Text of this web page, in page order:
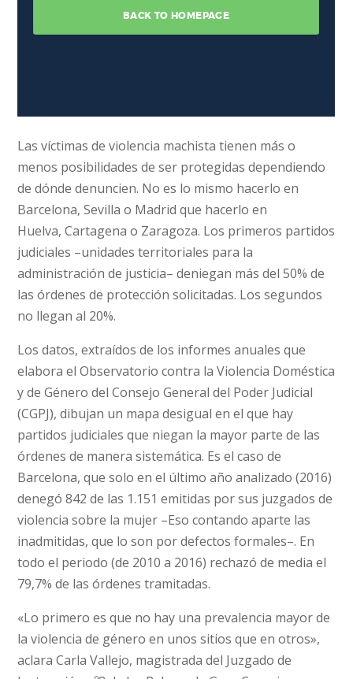
Las víctimas de violencia machista tienen más o
menos posibilidades de ser protegidas dependiendo
de dónde denuncien. No es lo mismo hacerlo en
Barcelona, Sevilla o Madrid que hacerlo en
Huelva, Cartagena o Zaragoza. Los primeros partidos
judiciales –unidades territoriales para la
administración de justicia– deniegan más del 50% de
las órdenes de protección solicitadas. Los segundos
no llegan al 20%.
Los datos, extraídos de los informes anuales que
elabora el Observatorio contra la Violencia Doméstica
y de Género del Consejo General del Poder Judicial
(CGPJ), dibujan un mapa desigual en el que hay
partidos judiciales que niegan la mayor parte de las
órdenes de manera sistemática. Es el caso de
Barcelona, que solo en el último año analizado (2016)
denegó 842 de las 1.151 emitidas por sus juzgados de
violencia sobre la mujer –Eso contando aparte las
inadmitidas, que lo son por defectos formales–. En
todo el periodo (de 2010 a 2016) rechazó de media el
79,7% de las órdenes tramitadas.
«Lo primero es que no hay una prevalencia mayor de
la violencia de género en unos sitios que en otros»,
aclara Carla Vallejo, magistrada del Juzgado de